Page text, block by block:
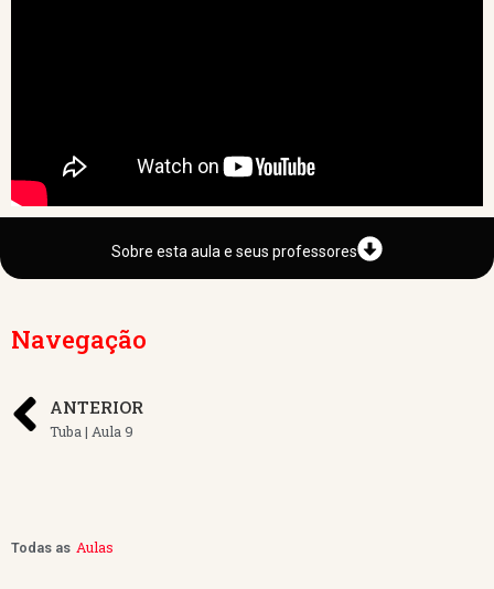
Sobre esta aula e seus professores
Navegação
ANTERIOR
Tuba | Aula 9
Todas as Aulas